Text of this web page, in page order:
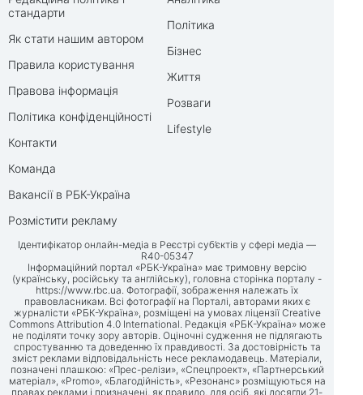
стандарти
Як стати нашим автором
Правила користування
Правова інформація
Політика конфіденційності
Контакти
Команда
Вакансії в РБК-Україна
Розмістити рекламу
Політика
Бізнес
Життя
Розваги
Lifestyle
Ідентифікатор онлайн-медіа в Реєстрі суб’єктів у сфері медіа —
R40-05347
Інформаційний портал «РБК-Україна» має тримовну версію
(українську, російську та англійську), головна сторінка порталу -
https://www.rbc.ua. Фотографії, зображення належать їх
правовласникам. Всі фотографії на Порталі, авторами яких є
журналісти «РБК-Україна», розміщені на умовах ліцензії Creative
Commons Attribution 4.0 International. Редакція «РБК-Україна» може
не поділяти точку зору авторів. Оціночні судження не підлягають
спростуванню та доведенню їх правдивості. За достовірність та
зміст реклами відповідальність несе рекламодавець. Матеріали,
позначені плашкою: «Прес-релізи», «Спецпроект», «Партнерський
матеріал», «Promo», «Благодійність», «Резонанс» розміщуються на
правах реклами і призначені, як правило, для осіб, які досягли 21-